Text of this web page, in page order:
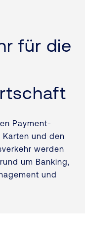
für die
Payment-
Karten und den
werden
um Banking,
und